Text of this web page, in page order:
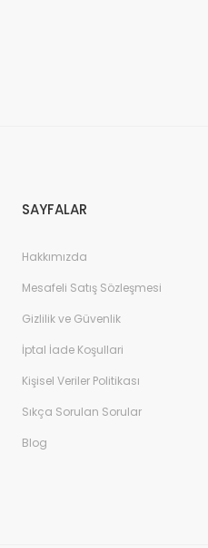
SAYFALAR
Hakkımızda
Mesafeli Satış Sözleşmesi
Gizlilik ve Güvenlik
İptal İade Koşullari
Kişisel Veriler Politikası
Sıkça Sorulan Sorular
Blog